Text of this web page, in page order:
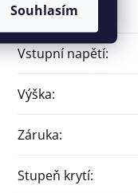
Souhlasím
Šířka:
Vstupní napětí:
Výška:
Záruka:
Stupeň krytí: